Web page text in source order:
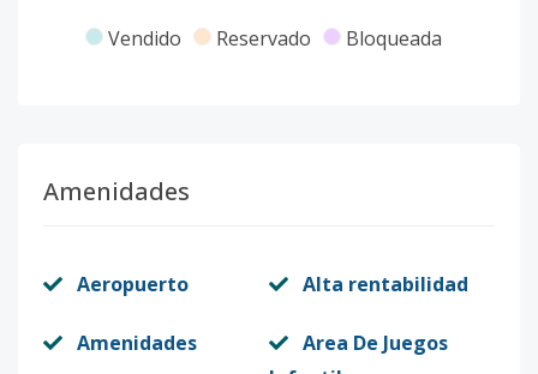
Vendido Reservado Bloqueada
Amenidades
Aeropuerto Alta rentabilidad
Amenidades
Area De Juegos